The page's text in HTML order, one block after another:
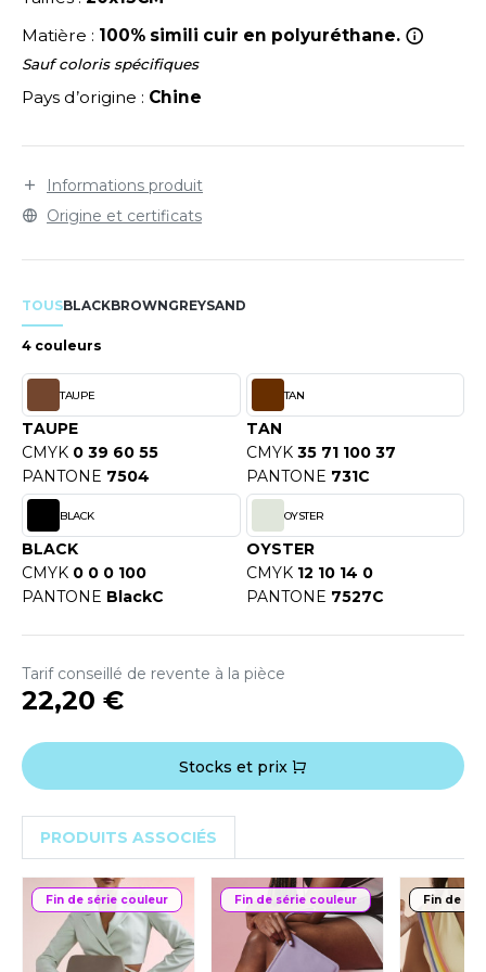
LABEL / TEAR AWAY
VETEMENTS
SHIRT
SHIRT
PROFESSIONNELLE
- BLOUSON
ROW
OF THE LOOM
- BLANKS
COOL
HOODS
SERIE
Matière : 100% simili cuir en polyuréthane.
Sauf coloris spécifiques
Pays d’origine : Chine
Informations produit
Origine et certificats
TOUSBLACKBROWNGREYSAND
4 couleurs
TAUPE
TAUPE
CMYK 0 39 60 55
PANTONE 7504
TAN
TAN
CMYK 35 71 100 37
PANTONE 731C
BLACK
BLACK
CMYK 0 0 0 100
PANTONE BlackC
OYSTER
OYSTER
CMYK 12 10 14 0
PANTONE 7527C
Tarif conseillé de revente à la pièce
22,20 €
Stocks et prix
PRODUITS ASSOCIÉS
Fin de série couleur Fin de série couleur Fin de